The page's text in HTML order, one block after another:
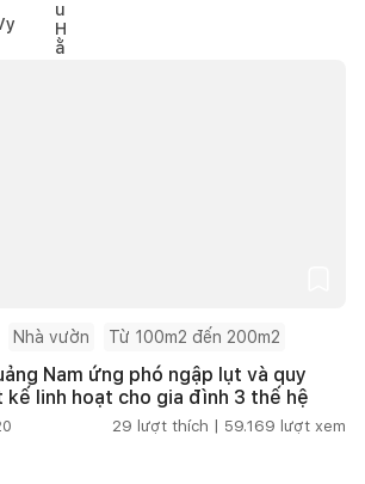
Nhà vườn Từ 100m2 đến 200m2
Nam ứng phó ngập lụt và quy
kế linh hoạt cho gia đình 3 thế hệ
29 lượt thích | 59.169 lượt xem